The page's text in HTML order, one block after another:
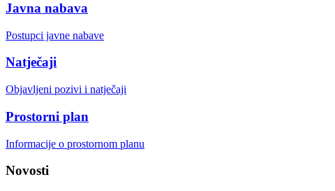
Javna nabava
Postupci javne nabave
Natječaji
Objavljeni pozivi i natječaji
Prostorni plan
Informacije o prostornom planu
Novosti